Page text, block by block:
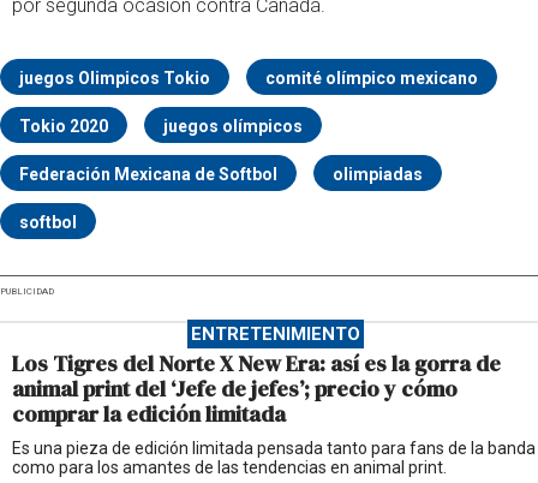
por segunda ocasión contra Canadá.
juegos Olimpicos Tokio comité olímpico mexicano
Tokio 2020 juegos olímpicos
Federación Mexicana de Softbol olimpiadas
softbol
PUBLICIDAD
ENTRETENIMIENTO
Los Tigres del Norte X New Era: así es la gorra de
animal print del ‘Jefe de jefes’; precio y cómo
comprar la edición limitada
Es una pieza de edición limitada pensada tanto para fans de la banda
como para los amantes de las tendencias en animal print.